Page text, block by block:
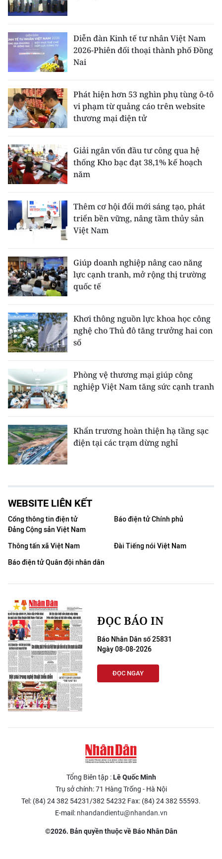
Diễn đàn Kinh tế tư nhân Việt Nam
2026-Phiên đối thoại thành phố Đồng
Nai
Phát hiện hơn 53 nghìn phụ tùng ô-tô
vi phạm từ quảng cáo trên website
thương mại điện tử
Giải ngân vốn đầu tư công qua hệ
thống Kho bạc đạt 38,1% kế hoạch
năm
Thêm cơ hội đổi mới sáng tạo, phát
triển bền vững, nâng tầm thủy sản
Việt Nam
Giúp doanh nghiệp nâng cao năng
lực cạnh tranh, mở rộng thị trường
quốc tế
Khơi thông nguồn lực khoa học công
nghệ cho Thủ đô tăng trưởng hai con
số
Phòng vệ thương mại giúp công
nghiệp Việt Nam tăng sức cạnh tranh
Khẩn trương hoàn thiện hạ tầng sạc
điện tại các trạm dừng nghỉ
WEBSITE LIÊN KẾT
Cổng thông tin điện tử
Đảng Cộng sản Việt Nam
Báo điện tử Chính phủ
Thông tấn xã Việt Nam
Đài Tiếng nói Việt Nam
Báo điện tử Quân đội nhân dân
ĐỌC BÁO IN
Báo Nhân Dân số 25831
Ngày 08-08-2026
ĐỌC NGAY
Tổng Biên tập :Lê Quốc Minh
Trụ sở chính: 71 Hàng Trống - Hà Nội
Tel: (84) 24 382 54231/382 54232 Fax: (84) 24 382 55593.
E-mail: nhandandientu@nhandan.vn
©2026. Bản quyền thuộc về Báo Nhân Dân